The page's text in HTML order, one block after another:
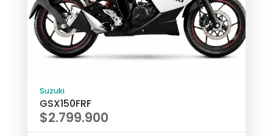
Suzuki
GSX150FRF
$2.799.900